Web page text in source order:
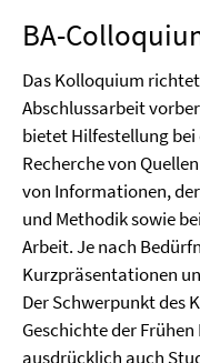
BA-
Das Kolloquium
Abschlussarbeit
bietet Hilfestellung
Recherche von
von Informationen,
und Methodik sowie
Arbeit. Je nach
Kurzpräsentationen
Der Schwerpunkt des
Geschichte der
ausdrücklich auch